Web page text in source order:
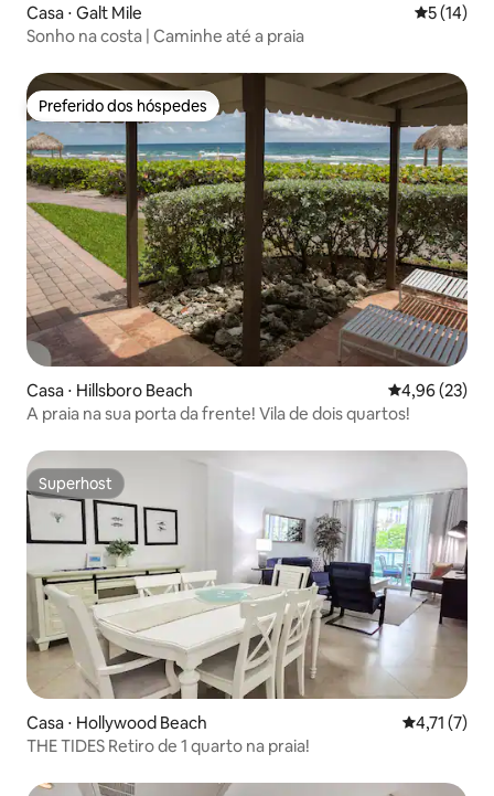
Casa ⋅ Galt Mile 5 de uma
5 (14)
Sonho na costa | Caminhe até a praia
Preferido dos hóspedes
Preferido dos hóspedes
Casa ⋅ Hillsboro Beach 4,96 de uma
4,96 (23)
A praia na sua porta da frente! Vila de dois quartos!
Superhost
Superhost
Casa ⋅ Hollywood Beach 4,71 de
4,71 (7)
THE TIDES Retiro de 1 quarto na praia!